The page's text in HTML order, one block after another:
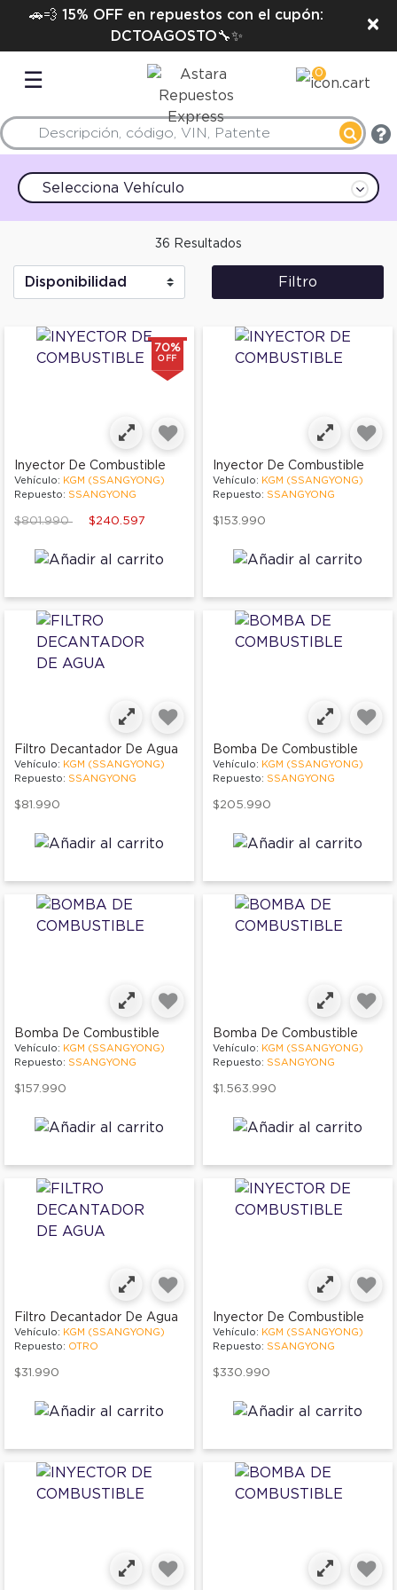
🚗💨 15% OFF en repuestos con el cupón:
DCTOAGOSTO🔧✨
×
☰ 0
Selecciona Vehículo
36 Resultados
Filtro
70%
OFF
Inyector De Combustible
Vehículo: KGM (SSANGYONG)
Repuesto: SSANGYONG
Price reduced from
$801.990to $240.597
Inyector De Combustible
Vehículo: KGM (SSANGYONG)
Repuesto: SSANGYONG
$153.990
Filtro Decantador De Agua
Vehículo: KGM (SSANGYONG)
Repuesto: SSANGYONG
$81.990
Bomba De Combustible
Vehículo: KGM (SSANGYONG)
Repuesto: SSANGYONG
$205.990
Bomba De Combustible
Vehículo: KGM (SSANGYONG)
Repuesto: SSANGYONG
$157.990
Bomba De Combustible
Vehículo: KGM (SSANGYONG)
Repuesto: SSANGYONG
$1.563.990
Filtro Decantador De Agua
Vehículo: KGM (SSANGYONG)
Repuesto: OTRO
$31.990
Inyector De Combustible
Vehículo: KGM (SSANGYONG)
Repuesto: SSANGYONG
$330.990